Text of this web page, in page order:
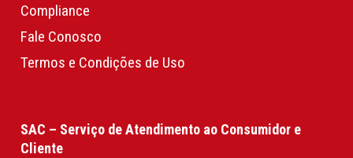
Compliance
Fale Conosco
Termos e Condições de Uso
SAC – Serviço de Atendimento ao Consumidor e
Cliente